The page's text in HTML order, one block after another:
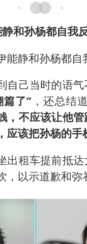
和孙杨都自我
能静和孙杨都自
自己当时的语
篇了” ，还总结
，不应该让他
应该把孙杨的手
出租车提前抵
，以示道歉和弥